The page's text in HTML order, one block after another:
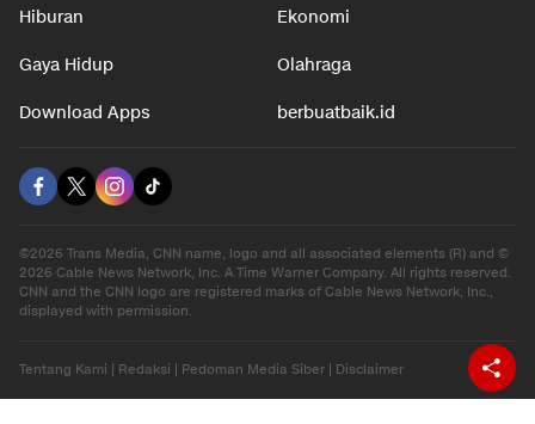
Hiburan Ekonomi
Gaya Hidup Olahraga
Download Apps berbuatbaik.id
©2026 Trans Media, CNN name, logo and all associated elements (R) and ©
2026 Cable News Network, Inc. A Time Warner Company. All rights reserved.
CNN and the CNN logo are registered marks of Cable News Network, Inc.,
displayed with permission.
Tentang Kami Redaksi Pedoman Media Siber Disclaimer